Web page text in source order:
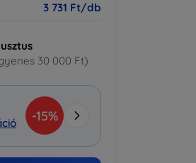
3 731 Ft/db
30 000 Ft)
-15%